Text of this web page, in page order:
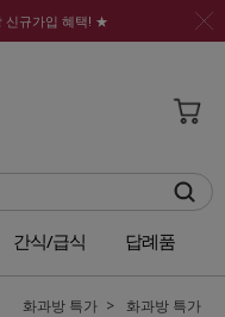
신규가입 혜택! ★
간식/급식 답례품
화과방 특가 화과방 특가